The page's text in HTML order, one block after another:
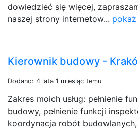
dowiedzieć się więcej,
naszej strony internetow...
Kierownik budowy -
Dodano: 4 lata 1 miesiąc temu
Zakres moich usług: pełnienie
budowy, pełnienie funkcji
koordynacja robót